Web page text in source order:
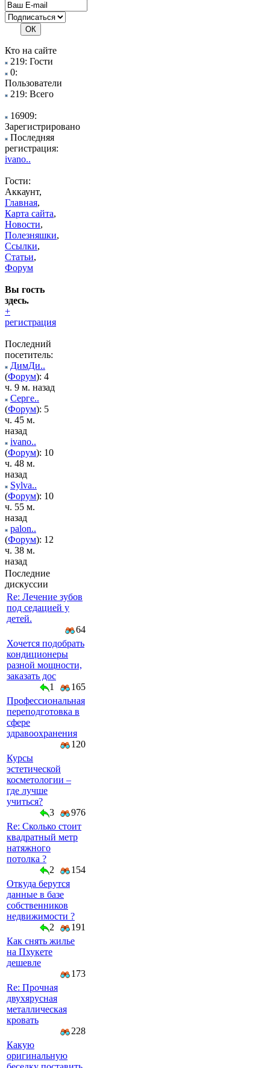
Кто на сайте
219: Гости
0:
Пользователи
219: Всего
16909:
Зарегистрировано
Последняя
регистрация:
ivano..
Гости:
Аккаунт,
Главная,
Карта сайта,
Новости,
Полезняшки,
Ссылки,
Статьи,
Форум
Вы гость
здесь.
+
регистрация
Последний
посетитель:
ДимДи..
(Форум): 4
ч. 9 м. назад
Серге..
(Форум): 5
ч. 45 м.
назад
ivano..
(Форум): 10
ч. 48 м.
назад
Sylva..
(Форум): 10
ч. 55 м.
назад
palon..
(Форум): 12
ч. 38 м.
назад
Последние
дискуссии
Re: Лечение зубов
под седацией у
детей.
64
Хочется подобрать
кондиционеры
разной мощности,
заказать дос
1
165
Профессиональная
переподготовка в
сфере
здравоохранения
120
Курсы
эстетической
косметологии –
где лучше
учиться?
3
976
Re: Сколько стоит
квадратный метр
натяжного
потолка ?
2
154
Откуда берутся
данные в базе
собственников
недвижимости ?
2
191
Как снять жилье
на Пхукете
дешевле
173
Re: Прочная
двухярусная
металлическая
кровать
228
Какую
оригинальную